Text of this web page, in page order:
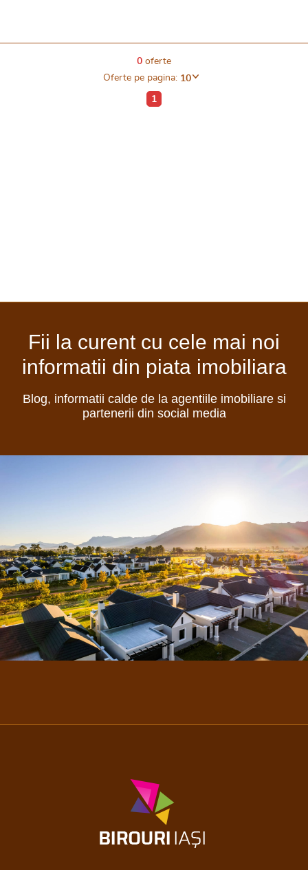
0 oferte
Oferte pe pagina: 10
1
Fii la curent cu cele mai noi
informatii din piata imobiliara
Blog, informatii calde de la agentiile imobiliare si
partenerii din social media